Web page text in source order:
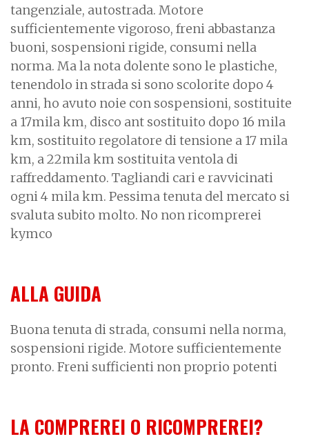
tangenziale, autostrada. Motore
sufficientemente vigoroso, freni abbastanza
buoni, sospensioni rigide, consumi nella
norma. Ma la nota dolente sono le plastiche,
tenendolo in strada si sono scolorite dopo 4
anni, ho avuto noie con sospensioni, sostituite
a 17mila km, disco ant sostituito dopo 16 mila
km, sostituito regolatore di tensione a 17 mila
km, a 22mila km sostituita ventola di
raffreddamento. Tagliandi cari e ravvicinati
ogni 4 mila km. Pessima tenuta del mercato si
svaluta subito molto. No non ricomprerei
kymco
ALLA GUIDA
Buona tenuta di strada, consumi nella norma,
sospensioni rigide. Motore sufficientemente
pronto. Freni sufficienti non proprio potenti
LA COMPREREI O RICOMPREREI?